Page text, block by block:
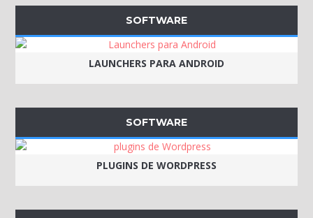
SOFTWARE
LAUNCHERS PARA ANDROID
SOFTWARE
PLUGINS DE WORDPRESS